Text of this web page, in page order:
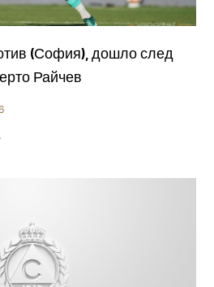
(София), дошло след
Райчев